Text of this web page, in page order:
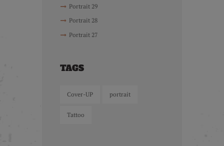
Portrait 29
Portrait 28
Portrait 27
TAGS
Cover-UP portrait
Tattoo